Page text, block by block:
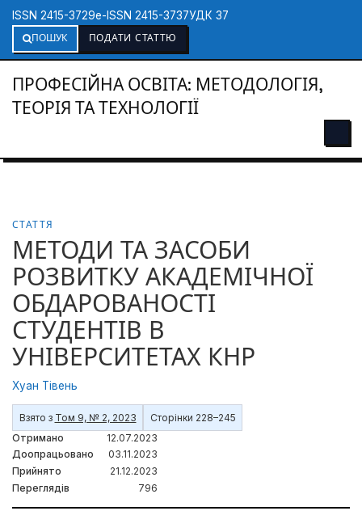
ISSN 2415-3729e-ISSN 2415-3737УДК 37
ПОШУК
ПОДАТИ СТАТТЮ
ПРОФЕСІЙНА ОСВІТА: МЕТОДОЛОГІЯ,
ТЕОРІЯ ТА ТЕХНОЛОГІЇ
СТАТТЯ
МЕТОДИ ТА ЗАСОБИ
РОЗВИТКУ АКАДЕМІЧНОЇ
ОБДАРОВАНОСТІ
СТУДЕНТІВ В
УНІВЕРСИТЕТАХ КНР
Хуан Тівень
Взято з Том 9, № 2, 2023
Сторінки 228–245
Отримано
12.07.2023
Доопрацьовано
03.11.2023
Прийнято
21.12.2023
Переглядів
796